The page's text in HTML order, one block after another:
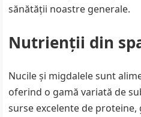
sănătății noastre generale.
Nutrienții din
Nucile și migdalele sunt
oferind o gamă variată de
surse excelente de proteine,